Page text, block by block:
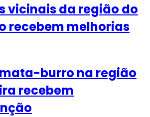
vicinais da região do
recebem melhorias
burro na região
recebem